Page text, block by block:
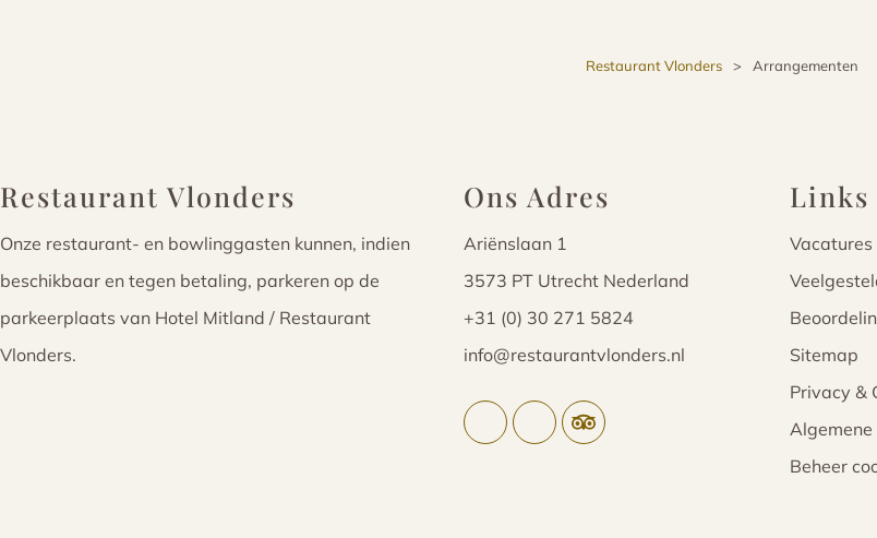
Restaurant Vlonders > Arrangementen
Restaurant Vlonders
Onze restaurant- en bowlinggasten kunnen, indien
beschikbaar en tegen betaling, parkeren op de
parkeerplaats van Hotel Mitland / Restaurant
Vlonders.
Ons Adres
Ariënslaan 1
3573 PT Utrecht Nederland
+31 (0) 30 271 5824
info@restaurantvlonders.nl
Links
Vacatures
Sitemap
Privacy &
Beheer